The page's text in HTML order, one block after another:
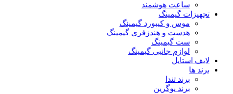
ساعت هوشمند
تجهیزات گیمینگ
موس و کیبورد گیمینگ
هدست و هندزفری گیمینگ
ست گیمینگ
لوازم جانبی گیمینگ
لایف استایل
برند ها
برند تندا
برند یوگرین